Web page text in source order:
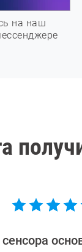
на наш